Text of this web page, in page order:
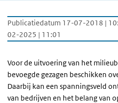
Publicatiedatum 17-07-2018 |
02-2025 | 11:01
Voor de uitvoering van het
bevoegde gezagen beschikken
Daarbij kan een spanningsveld
van bedrijven en het belang van